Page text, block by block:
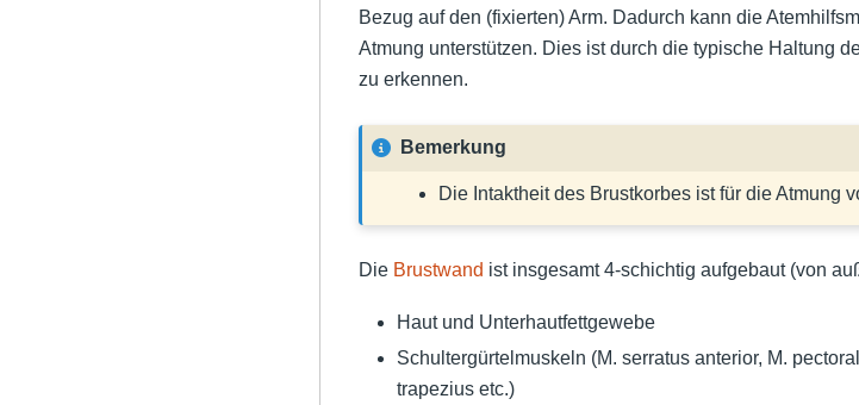
Bezug auf den (fixierten) Arm. Dadurch kann die
Atmung unterstützen. Dies ist durch die typische Haltung
zu erkennen.
Bemerkung
Die Intaktheit des Brustkorbes ist für die Atmung
Die Brustwand ist insgesamt 4-schichtig aufgebaut (von
Haut und Unterhautfettgewebe
Schultergürtelmuskeln (M. serratus anterior, M.
trapezius etc.)